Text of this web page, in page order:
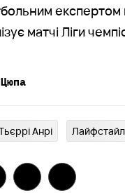
експертом
матчі Ліги
Цюпа
Анрі Лайфстайл